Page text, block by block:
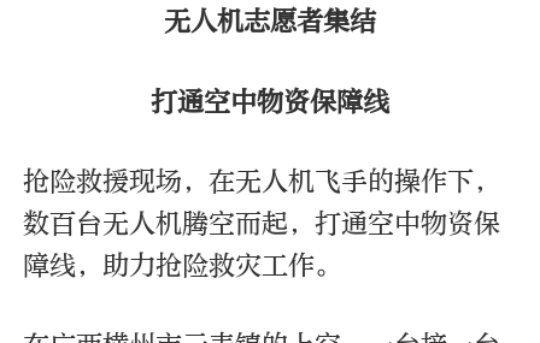
无人机志愿者集结
打通空中物资保障线
抢险救援现场，在无人机飞手的操作下，
数百台无人机腾空而起，打通空中物资保
障线，助力抢险救灾工作。